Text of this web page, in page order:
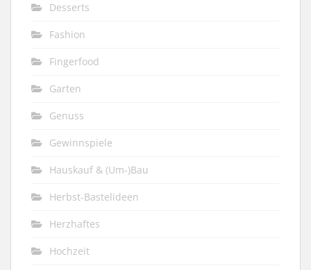
Desserts
Fashion
Fingerfood
Garten
Genuss
Gewinnspiele
Hauskauf & (Um-)Bau
Herbst-Bastelideen
Herzhaftes
Hochzeit